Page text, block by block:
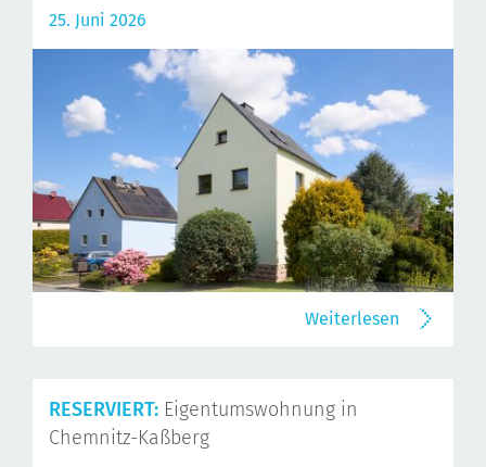
25. Juni 2026
Weiterlesen
RESERVIERT: Eigentumswohnung in
Chemnitz-Kaßberg